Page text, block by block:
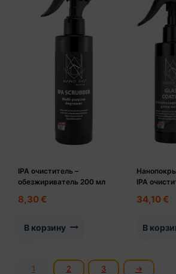
IPA очиститель –
обезжириватель 200 мл
8,30€
В корзину
IPA
34,10€
В
1 2 3 →